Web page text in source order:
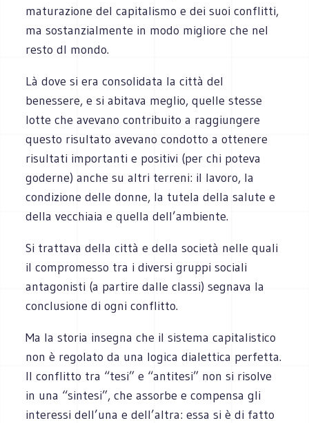
maturazione del capitalismo e dei suoi conflitti,
ma sostanzialmente in modo migliore che nel
resto dl mondo.
Là dove si era consolidata la città del
benessere, e si abitava meglio, quelle stesse
lotte che avevano contribuito a raggiungere
questo risultato avevano condotto a ottenere
risultati importanti e positivi (per chi poteva
goderne) anche su altri terreni: il lavoro, la
condizione delle donne, la tutela della salute e
della vecchiaia e quella dell’ambiente.
Si trattava della città e della società nelle quali
il compromesso tra i diversi gruppi sociali
antagonisti (a partire dalle classi) segnava la
conclusione di ogni conflitto.
Ma la storia insegna che il sistema capitalistico
non è regolato da una logica dialettica perfetta.
Il conflitto tra “tesi” e “antitesi” non si risolve
in una “sintesi”, che assorbe e compensa gli
interessi dell’una e dell’altra: essa si è di fatto